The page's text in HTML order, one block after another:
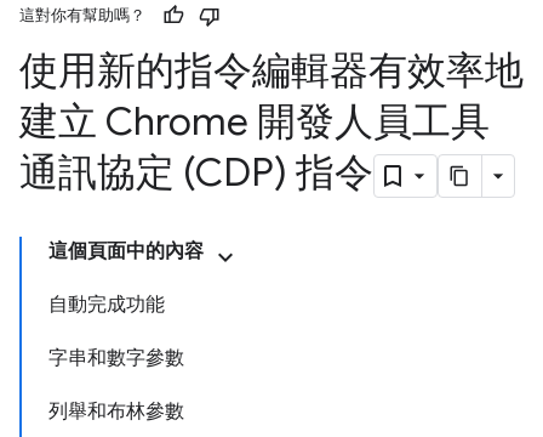
這對你有幫助嗎？
使用新的指令編輯器有效率地
建立 Chrome 開發人員工具
通訊協定 (CDP) 指令
這個頁面中的內容
自動完成功能
字串和數字參數
列舉和布林參數